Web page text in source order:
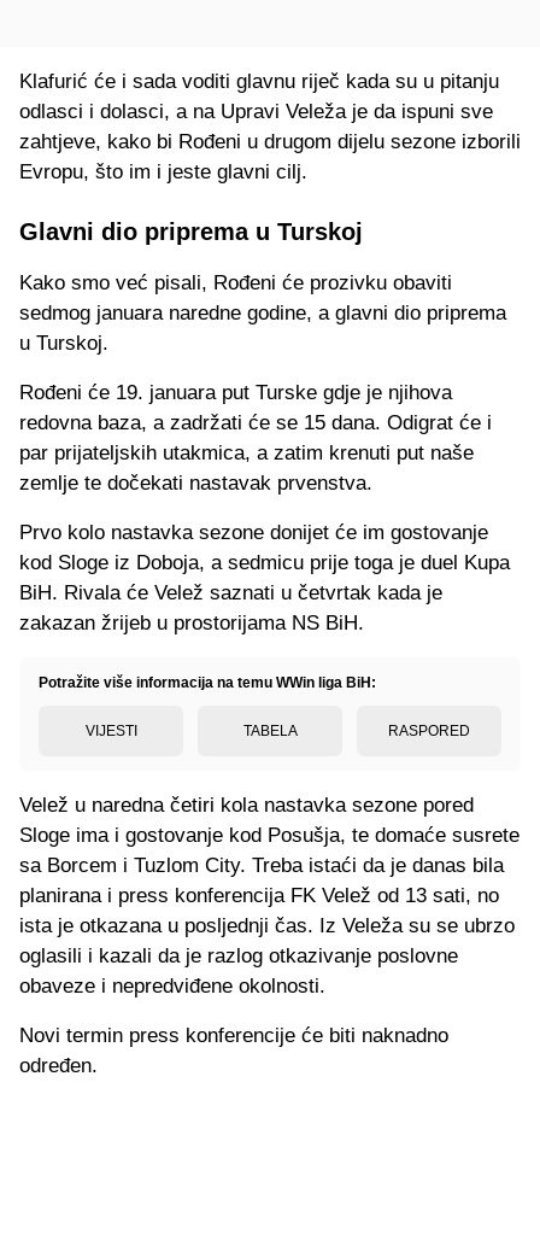
Klafurić će i sada voditi glavnu riječ kada su u pitanju
odlasci i dolasci, a na Upravi Veleža je da ispuni sve
zahtjeve, kako bi Rođeni u drugom dijelu sezone izborili
Evropu, što im i jeste glavni cilj.
Glavni dio priprema u Turskoj
Kako smo već pisali, Rođeni će prozivku obaviti
sedmog januara naredne godine, a glavni dio priprema
u Turskoj.
Rođeni će 19. januara put Turske gdje je njihova
redovna baza, a zadržati će se 15 dana. Odigrat će i
par prijateljskih utakmica, a zatim krenuti put naše
zemlje te dočekati nastavak prvenstva.
Prvo kolo nastavka sezone donijet će im gostovanje
kod Sloge iz Doboja, a sedmicu prije toga je duel Kupa
BiH. Rivala će Velež saznati u četvrtak kada je
zakazan žrijeb u prostorijama NS BiH.
Potražite više informacija na temu WWin liga BiH:
VIJESTI TABELA RASPORED
Velež u naredna četiri kola nastavka sezone pored
Sloge ima i gostovanje kod Posušja, te domaće susrete
sa Borcem i Tuzlom City. Treba istaći da je danas bila
planirana i press konferencija FK Velež od 13 sati, no
ista je otkazana u posljednji čas. Iz Veleža su se ubrzo
oglasili i kazali da je razlog otkazivanje poslovne
obaveze i nepredviđene okolnosti.
Novi termin press konferencije će biti naknadno
određen.